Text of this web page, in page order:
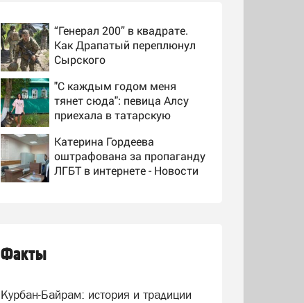
“Генерал 200” в квадрате.
Как Драпатый переплюнул
Сырского
"С каждым годом меня
тянет сюда": певица Алсу
приехала в татарскую
детство 07/08/2026 –
Новости
Катерина Гордеева
оштрафована за пропаганду
ЛГБТ в интернете - Новости
Факты
Курбан-Байрам: история и традиции